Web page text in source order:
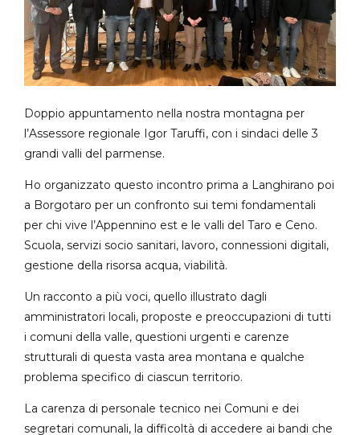
Doppio appuntamento nella nostra montagna per
l’Assessore regionale Igor Taruffi, con i sindaci delle 3
grandi valli del parmense.
Ho organizzato questo incontro prima a Langhirano poi
a Borgotaro per un confronto sui temi fondamentali
per chi vive l’Appennino est e le valli del Taro e Ceno.
Scuola, servizi socio sanitari, lavoro, connessioni digitali,
gestione della risorsa acqua, viabilità.
Un racconto a più voci, quello illustrato dagli
amministratori locali, proposte e preoccupazioni di tutti
i comuni della valle, questioni urgenti e carenze
strutturali di questa vasta area montana e qualche
problema specifico di ciascun territorio.
La carenza di personale tecnico nei Comuni e dei
segretari comunali, la difficoltà di accedere ai bandi che